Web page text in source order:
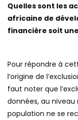
Quelles sont les
africaine de
financière soit
Pour répondre à
l’origine de
faut noter que
données, au niveau
population ne se